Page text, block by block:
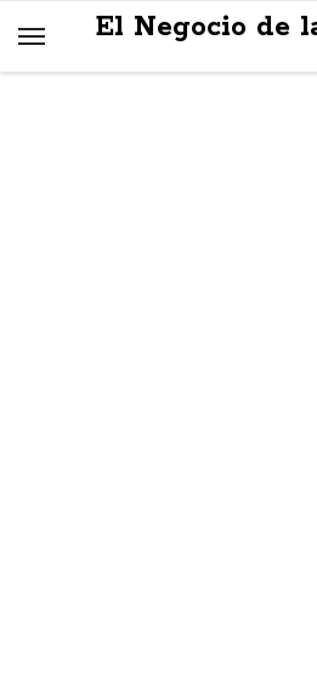
El Negocio de